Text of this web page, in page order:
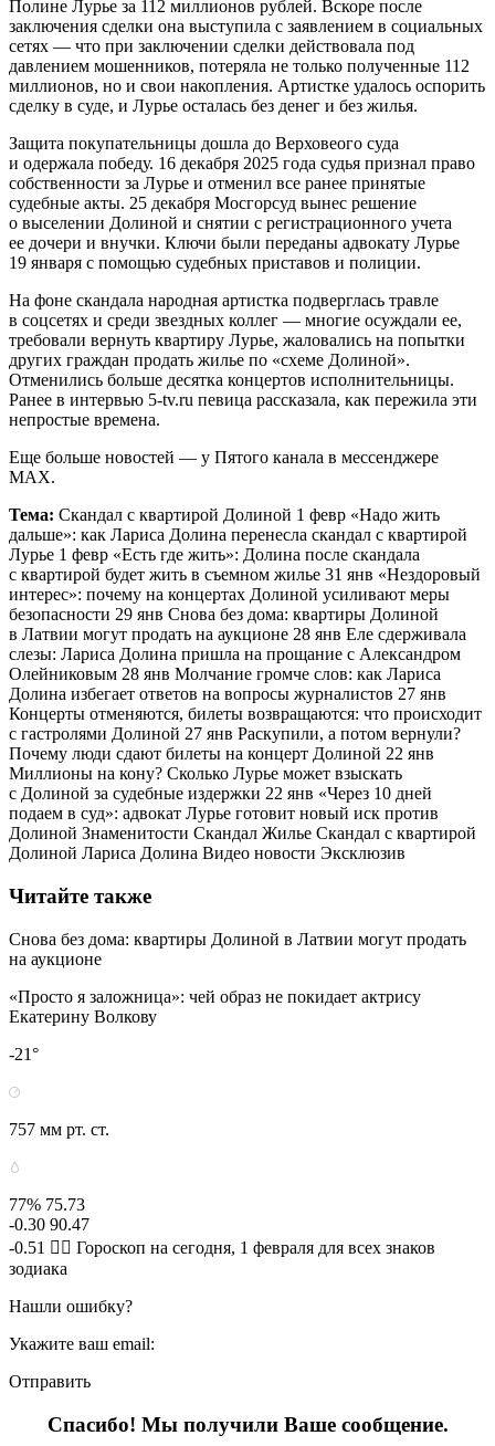
Полине Лурье за 112 миллионов рублей. Вскоре после
заключения сделки она выступила с заявлением в социальных
сетях — что при заключении сделки действовала под
давлением мошенников, потеряла не только полученные 112
миллионов, но и свои накопления. Артистке удалось оспорить
сделку в суде, и Лурье осталась без денег и без жилья.
Защита покупательницы дошла до Верховеого суда
и одержала победу. 16 декабря 2025 года судья признал право
собственности за Лурье и отменил все ранее принятые
судебные акты. 25 декабря Мосгорсуд вынес решение
о выселении Долиной и снятии с регистрационного учета
ее дочери и внучки. Ключи были переданы адвокату Лурье
19 января с помощью судебных приставов и полиции.
На фоне скандала народная артистка подверглась травле
в соцсетях и среди звездных коллег — многие осуждали ее,
требовали вернуть квартиру Лурье, жаловались на попытки
других граждан продать жилье по «схеме Долиной».
Отменились больше десятка концертов исполнительницы.
Ранее в интервью 5-tv.ru певица рассказала, как пережила эти
непростые времена.
Еще больше новостей — у Пятого канала в мессенджере
MAX.
Тема: Скандал с квартирой Долиной 1 февр «Надо жить
дальше»: как Лариса Долина перенесла скандал с квартирой
Лурье 1 февр «Есть где жить»: Долина после скандала
с квартирой будет жить в съемном жилье 31 янв «Нездоровый
интерес»: почему на концертах Долиной усиливают меры
безопасности 29 янв Снова без дома: квартиры Долиной
в Латвии могут продать на аукционе 28 янв Еле сдерживала
слезы: Лариса Долина пришла на прощание с Александром
Олейниковым 28 янв Молчание громче слов: как Лариса
Долина избегает ответов на вопросы журналистов 27 янв
Концерты отменяются, билеты возвращаются: что происходит
с гастролями Долиной 27 янв Раскупили, а потом вернули?
Почему люди сдают билеты на концерт Долиной 22 янв
Миллионы на кону? Сколько Лурье может взыскать
с Долиной за судебные издержки 22 янв «Через 10 дней
подаем в суд»: адвокат Лурье готовит новый иск против
Долиной Знаменитости Скандал Жилье Скандал с квартирой
Долиной Лариса Долина Видео новости Эксклюзив
Читайте также
Снова без дома: квартиры Долиной в Латвии могут продать
на аукционе
«Просто я заложница»: чей образ не покидает актрису
Екатерину Волкову
-21°
757 мм рт. ст.
77% 75.73
-0.30 90.47
-0.51 🧙‍♀ Гороскоп на сегодня, 1 февраля для всех знаков
зодиака
Нашли ошибку?
Укажите ваш email:
Отправить
Спасибо! Мы получили Ваше сообщение.